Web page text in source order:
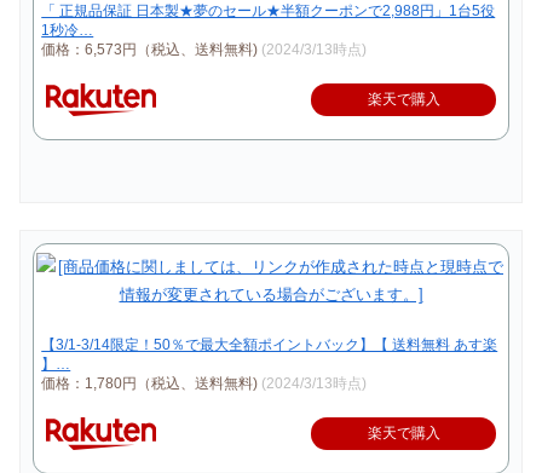
「 正規品保証 日本製★夢のセール★半額クーポンで2,988円」1台5役
1秒冷…
価格：6,573円（税込、送料無料) (2024/3/13時点)
楽天で購入
【3/1-3/14限定！50％で最大全額ポイントバック】【 送料無料 あす楽
】…
価格：1,780円（税込、送料無料) (2024/3/13時点)
楽天で購入